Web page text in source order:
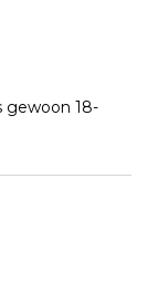
gewoon 18-